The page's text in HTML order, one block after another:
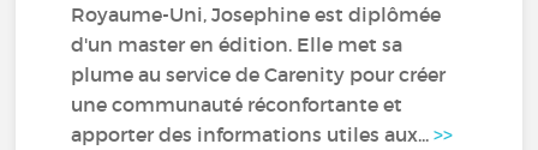
Royaume-Uni, Josephine est diplômée
d'un master en édition. Elle met sa
plume au service de Carenity pour créer
une communauté réconfortante et
apporter des informations utiles aux...>>